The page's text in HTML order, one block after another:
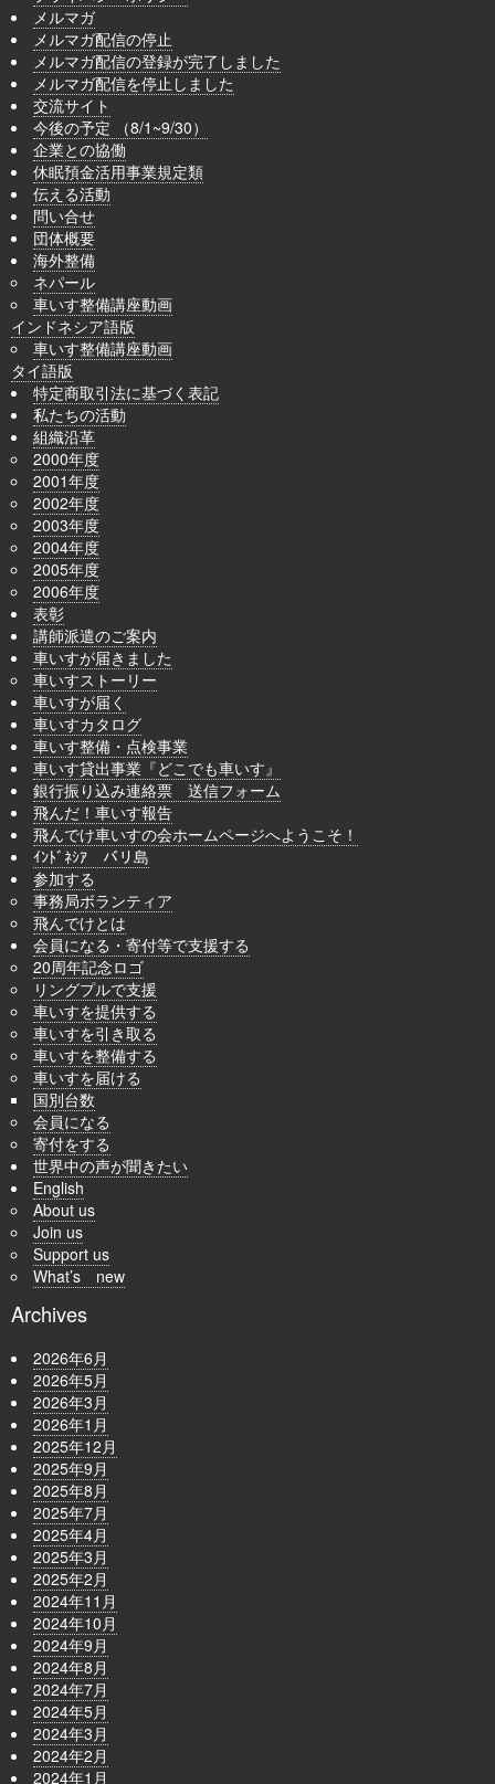
メルマガ
メルマガ配信の停止
メルマガ配信の登録が完了しました
メルマガ配信を停止しました
交流サイト
今後の予定 （8/1~9/30）
企業との協働
休眠預金活用事業規定類
伝える活動
問い合せ
団体概要
海外整備
ネパール
車いす整備講座動画
インドネシア語版
車いす整備講座動画
タイ語版
特定商取引法に基づく表記
私たちの活動
組織沿革
2000年度
2001年度
2002年度
2003年度
2004年度
2005年度
2006年度
表彰
講師派遣のご案内
車いすが届きました
車いすストーリー
車いすが届く
車いすカタログ
車いす整備・点検事業
車いす貸出事業『どこでも車いす』
銀行振り込み連絡票 送信フォーム
飛んだ！車いす報告
飛んでけ車いすの会ホームページへようこそ！
ｲﾝﾄﾞﾈｼｱ バリ島
参加する
事務局ボランティア
飛んでけとは
会員になる・寄付等で支援する
20周年記念ロゴ
リングプルで支援
車いすを提供する
車いすを引き取る
車いすを整備する
車いすを届ける
国別台数
会員になる
寄付をする
世界中の声が聞きたい
English
About us
Join us
Support us
What’s new
Archives
2026年6月
2026年5月
2026年3月
2026年1月
2025年12月
2025年9月
2025年8月
2025年7月
2025年4月
2025年3月
2025年2月
2024年11月
2024年10月
2024年9月
2024年8月
2024年7月
2024年5月
2024年3月
2024年2月
2024年1月